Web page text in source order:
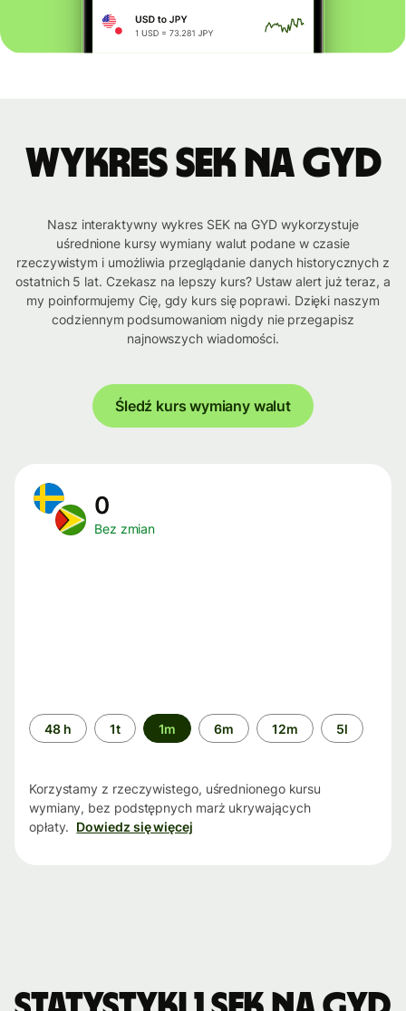
Wykres SEK na GYD
Nasz interaktywny wykres SEK na GYD wykorzystuje
uśrednione kursy wymiany walut podane w czasie
rzeczywistym i umożliwia przeglądanie danych historycznych z
ostatnich 5 lat. Czekasz na lepszy kurs? Ustaw alert już teraz, a
my poinformujemy Cię, gdy kurs się poprawi. Dzięki naszym
codziennym podsumowaniom nigdy nie przegapisz
najnowszych wiadomości.
Śledź kurs wymiany walut
0
Bez zmian
Przedział
czasu
48 h 1t 1m 6m 12m 5l
Korzystamy z rzeczywistego, uśrednionego kursu
wymiany, bez podstępnych marż ukrywających
opłaty. Dowiedz się więcej